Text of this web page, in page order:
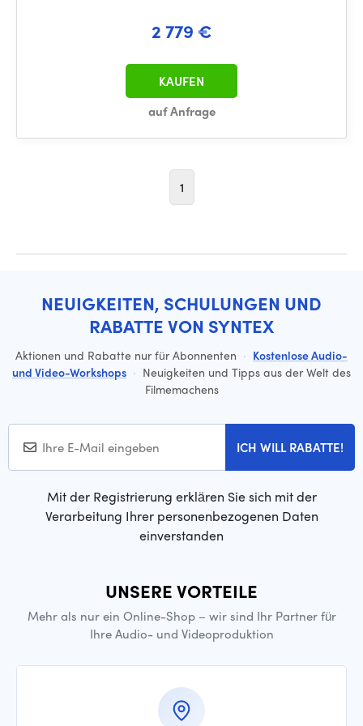
2 779 €
auf Anfrage
KAUFEN
1
NEUIGKEITEN, SCHULUNGEN UND
RABATTE VON SYNTEX
Aktionen und Rabatte nur für Abonnenten · Kostenlose Audio-
und Video-Workshops · Neuigkeiten und Tipps aus der Welt des
Filmemachens
ICH WILL RABATTE!
Mit der Registrierung erklären Sie sich mit der
Verarbeitung Ihrer personenbezogenen Daten
einverstanden
UNSERE VORTEILE
Mehr als nur ein Online-Shop – wir sind Ihr Partner für
Ihre Audio- und Videoproduktion